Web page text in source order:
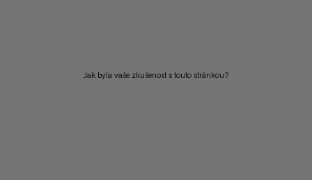
Jak byla vaše zkušenost s touto stránkou?